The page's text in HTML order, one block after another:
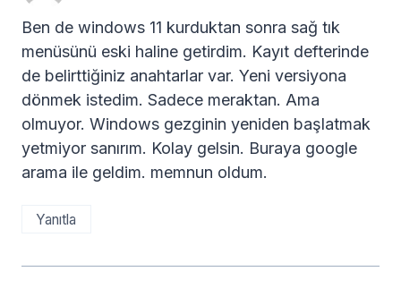
Ben de windows 11 kurduktan sonra sağ tık
menüsünü eski haline getirdim. Kayıt defterinde
de belirttiğiniz anahtarlar var. Yeni versiyona
dönmek istedim. Sadece meraktan. Ama
olmuyor. Windows gezginin yeniden başlatmak
yetmiyor sanırım. Kolay gelsin. Buraya google
arama ile geldim. memnun oldum.
Yanıtla